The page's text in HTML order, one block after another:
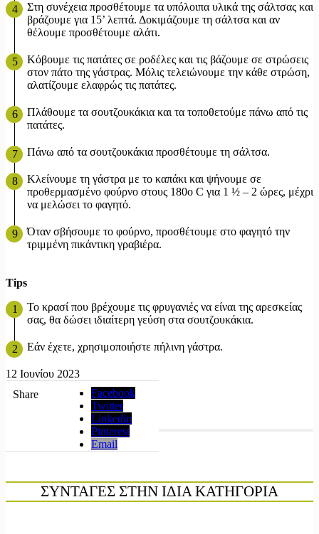
Στη συνέχεια προσθέτουμε τα υπόλοιπα υλικά της σάλτσας και
βράζουμε για 15’ λεπτά. Δοκιμάζουμε τη σάλτσα και αν
θέλουμε προσθέτουμε αλάτι.
Κόβουμε τις πατάτες σε ροδέλες και τις βάζουμε σε στρώσεις
στον πάτο της γάστρας. Μόλις τελειώνουμε την κάθε στρώση,
αλατίζουμε ελαφρώς τις πατάτες.
Πλάθουμε τα σουτζουκάκια και τα τοποθετούμε πάνω από τις
πατάτες.
Πάνω από τα σουτζουκάκια προσθέτουμε τη σάλτσα.
Κλείνουμε τη γάστρα με το καπάκι και ψήνουμε σε
προθερμασμένο φούρνο στους 180ο C για 1 ½ – 2 ώρες, μέχρι
να μελώσει το φαγητό.
Όταν σβήσουμε το φούρνο, προσθέτουμε στο φαγητό την
τριμμένη πικάντικη γραβιέρα.
Tips
Το κρασί που βρέχουμε τις φρυγανιές να είναι της αρεσκείας
σας, θα δώσει ιδιαίτερη γεύση στα σουτζουκάκια.
Εάν έχετε, χρησιμοποιήστε πήλινη γάστρα.
12 Ιουνίου 2023
Share
Facebook
Twitter
Linkedin
Pinterest
Email
ΣΥΝΤΑΓΕΣ ΣΤΗΝ ΙΔΙΑ ΚΑΤΗΓΟΡΙΑ